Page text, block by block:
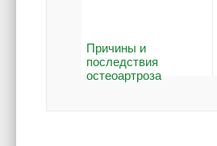
Причины и
последствия
остеоартроза